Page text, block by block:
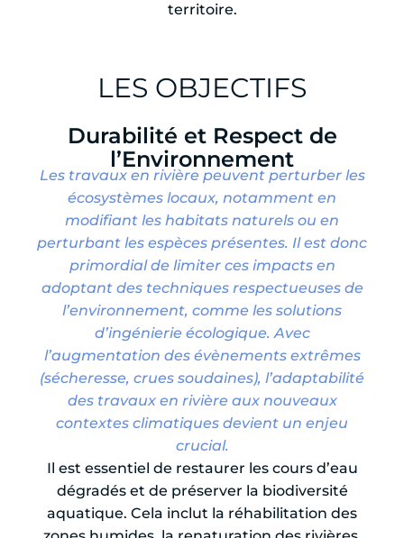
territoire.
LES OBJECTIFS
Durabilité et Respect de
l’Environnement
Les travaux en rivière peuvent perturber les
écosystèmes locaux, notamment en
modifiant les habitats naturels ou en
perturbant les espèces présentes. Il est donc
primordial de limiter ces impacts en
adoptant des techniques respectueuses de
l’environnement, comme les solutions
d’ingénierie écologique. Avec
l’augmentation des évènements extrêmes
(sécheresse, crues soudaines), l’adaptabilité
des travaux en rivière aux nouveaux
contextes climatiques devient un enjeu
crucial.
Il est essentiel de restaurer les cours d’eau
dégradés et de préserver la biodiversité
aquatique. Cela inclut la réhabilitation des